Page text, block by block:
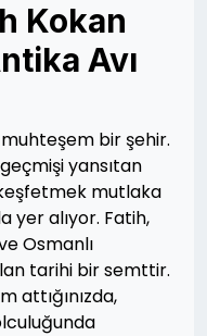
Kokan
Avı
bir şehir.
yansıtan
mutlaka
yer alıyor. Fatih,
Osmanlı
tarihi bir semttir.
attığınızda,